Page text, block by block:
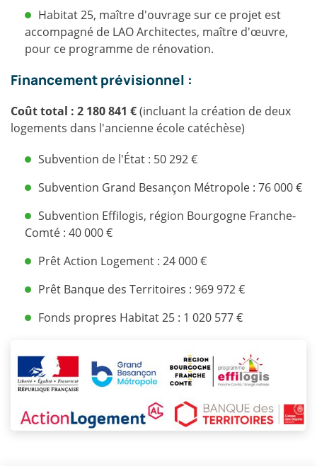
Habitat 25, maître d'ouvrage sur ce projet est
accompagné de LAO Architectes, maître d'œuvre,
pour ce programme de rénovation.
Financement prévisionnel :
Coût total : 2 180 841 €(incluant la création de deux
logements dans l'ancienne école catéchèse)
Subvention de l'État : 50 292 €
Subvention Grand Besançon Métropole : 76 000 €
Subvention Effilogis, région Bourgogne Franche-
Comté : 40 000 €
Prêt Action Logement : 24 000 €
Prêt Banque des Territoires : 969 972 €
Fonds propres Habitat 25 : 1 020 577 €